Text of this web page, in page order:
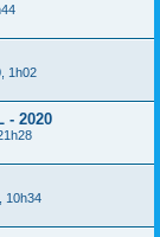
1h02
- 2020
10h34